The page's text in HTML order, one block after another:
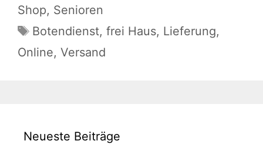
Shop, Senioren
Schlagwörter
Botendienst, frei Haus, Lieferung,
Online, Versand
Neueste Beiträge